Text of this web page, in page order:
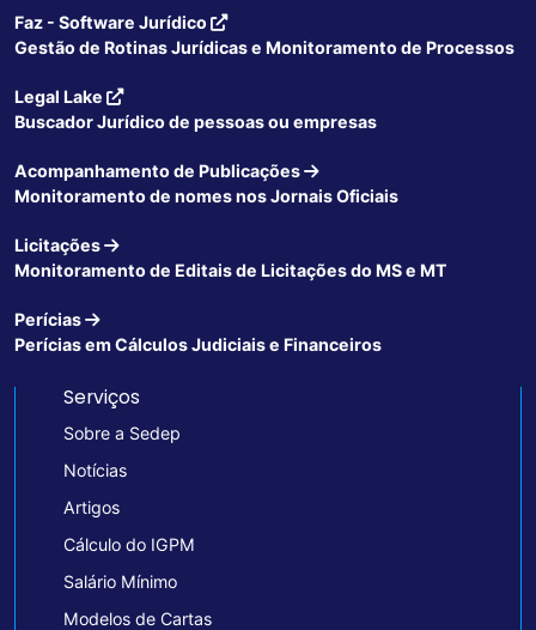
Faz - Software Jurídico
Gestão de Rotinas Jurídicas e Monitoramento de Processos
Legal Lake
Buscador Jurídico de pessoas ou empresas
Acompanhamento de Publicações
Monitoramento de nomes nos Jornais Oficiais
Licitações
Monitoramento de Editais de Licitações do MS e MT
Perícias
Perícias em Cálculos Judiciais e Financeiros
Serviços
Sobre a Sedep
Notícias
Artigos
Cálculo do IGPM
Salário Mínimo
Modelos de Cartas